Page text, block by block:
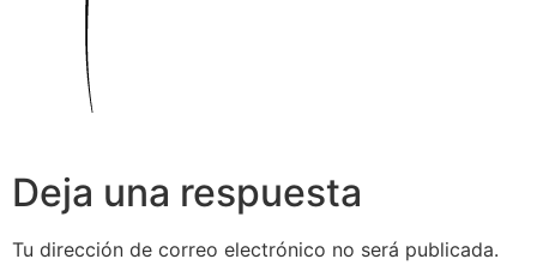
Deja una respuesta
Tu dirección de correo electrónico no será publicada.